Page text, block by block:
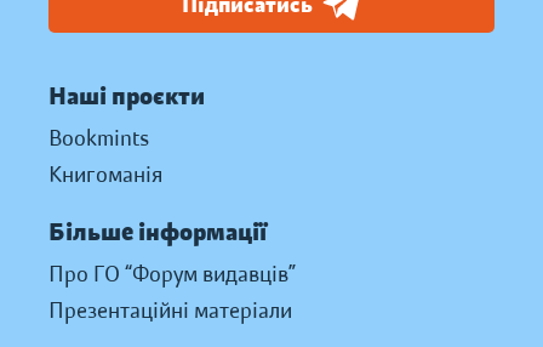
Наші проєкти
Bookmints
Книгоманія
Більше інформації
Про ГО “Форум видавців”
Презентаційні матеріали